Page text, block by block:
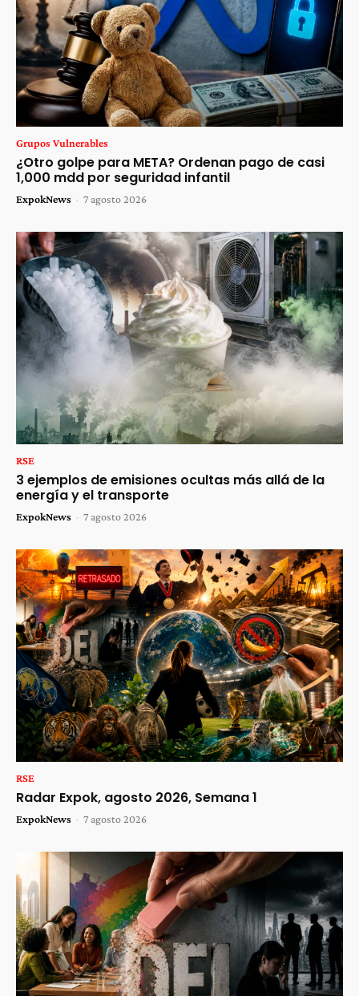
Grupos Vulnerables
¿Otro golpe para META? Ordenan pago de casi
1,000 mdd por seguridad infantil
ExpokNews - 7 agosto 2026
RSE
3 ejemplos de emisiones ocultas más allá de la
energía y el transporte
ExpokNews - 7 agosto 2026
RSE
Radar Expok, agosto 2026, Semana 1
ExpokNews - 7 agosto 2026